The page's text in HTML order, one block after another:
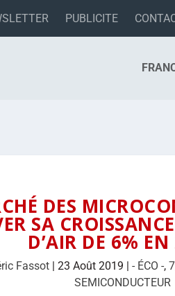
PUBLICITE
DES
SA
D’AIR DE 6%
Fassot |23 Août 2019 |- ÉCO -,
SEMICONDUCTEUR